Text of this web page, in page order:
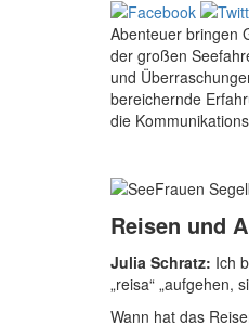
Abenteuer bringen
der großen
und
bereichernde
die
Reisen und
Julia Schratz: Ich
„reisa“ „aufgehen,
Wann hat das